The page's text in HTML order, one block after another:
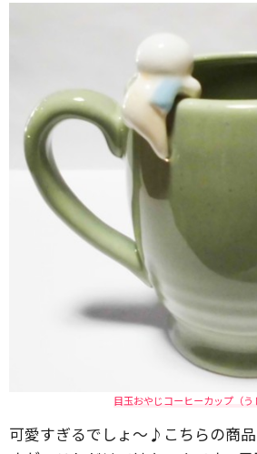
目玉おやじコーヒーカップ（う
可愛すぎるでしょ〜♪こちらの商